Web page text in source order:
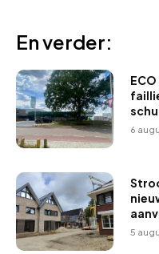
En verder:
6
5